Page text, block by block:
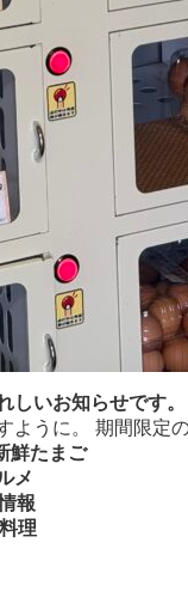
しいお知らせです。
うに。 期間限定
鮮たまご
メ
報
理